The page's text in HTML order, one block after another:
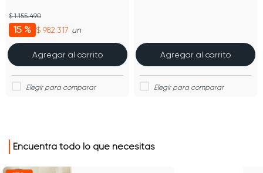
15 % $ 982.317
$ 1.155.490
un
Agregar al carrito Agregar al carrito
Encuentra todo lo que necesitas